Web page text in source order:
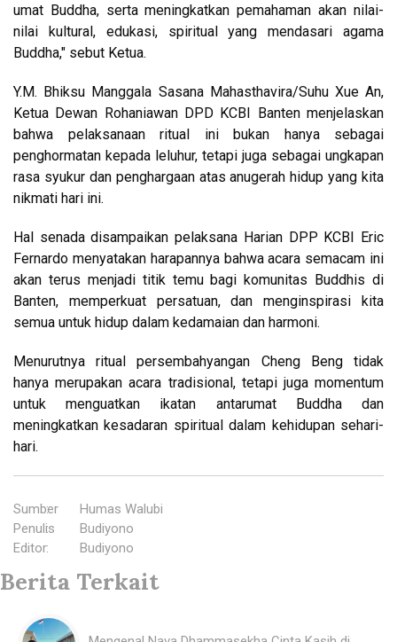
umat Buddha, serta meningkatkan pemahaman akan nilai-
nilai kultural, edukasi, spiritual yang mendasari agama
Buddha," sebut Ketua.
Y.M. Bhiksu Manggala Sasana Mahasthavira/Suhu Xue An,
Ketua Dewan Rohaniawan DPD KCBI Banten menjelaskan
bahwa pelaksanaan ritual ini bukan hanya sebagai
penghormatan kepada leluhur, tetapi juga sebagai ungkapan
rasa syukur dan penghargaan atas anugerah hidup yang kita
nikmati hari ini.
Hal senada disampaikan pelaksana Harian DPP KCBI Eric
Fernardo menyatakan harapannya bahwa acara semacam ini
akan terus menjadi titik temu bagi komunitas Buddhis di
Banten, memperkuat persatuan, dan menginspirasi kita
semua untuk hidup dalam kedamaian dan harmoni.
Menurutnya ritual persembahyangan Cheng Beng tidak
hanya merupakan acara tradisional, tetapi juga momentum
untuk menguatkan ikatan antarumat Buddha dan
meningkatkan kesadaran spiritual dalam kehidupan sehari-
hari.
Sumber
:
Humas Walubi
Penulis
:
Budiyono
Editor: Budiyono
Berita Terkait